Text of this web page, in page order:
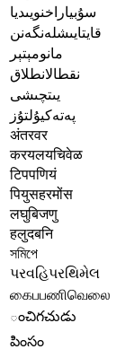
سۇبياراخنويىديا
قايتايىشلەنگەنن
مانومېتېر
نقطالانطلاق
يىتچىشى
پەتەكيۇلتۇز
अंतरवर
करयलयचिवेळ
टिपपणियं
पियुसहरमोंस
लघुबिजणु
हलुदबनि
সমিপে
પરવહિપરથિમેલ
கைபபணிவெலை
ంచిగచుడు
పింసం